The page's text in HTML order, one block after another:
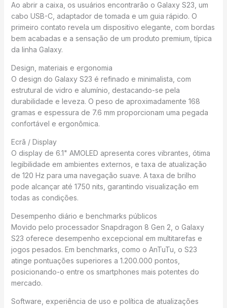
Ao abrir a caixa, os usuários encontrarão o Galaxy S23, um
cabo USB-C, adaptador de tomada e um guia rápido. O
primeiro contato revela um dispositivo elegante, com bordas
bem acabadas e a sensação de um produto premium, típica
da linha Galaxy.
Design, materiais e ergonomia
O design do Galaxy S23 é refinado e minimalista, com
estrutural de vidro e alumínio, destacando-se pela
durabilidade e leveza. O peso de aproximadamente 168
gramas e espessura de 7.6 mm proporcionam uma pegada
confortável e ergonômica.
Ecrã / Display
O display de 6.1" AMOLED apresenta cores vibrantes, ótima
legibilidade em ambientes externos, e taxa de atualização
de 120 Hz para uma navegação suave. A taxa de brilho
pode alcançar até 1750 nits, garantindo visualização em
todas as condições.
Desempenho diário e benchmarks públicos
Movido pelo processador Snapdragon 8 Gen 2, o Galaxy
S23 oferece desempenho excepcional em multitarefas e
jogos pesados. Em benchmarks, como o AnTuTu, o S23
atinge pontuações superiores a 1.200.000 pontos,
posicionando-o entre os smartphones mais potentes do
mercado.
Software, experiência de uso e política de atualizações